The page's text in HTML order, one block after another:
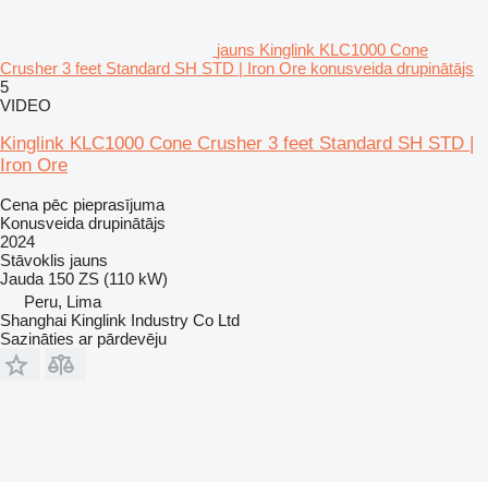
jauns Kinglink KLC1000 Cone
Crusher 3 feet Standard SH STD | Iron Ore konusveida drupinātājs
5
VIDEO
Kinglink KLC1000 Cone Crusher 3 feet Standard SH STD |
Iron Ore
Cena pēc pieprasījuma
Konusveida drupinātājs
2024
Stāvoklis jauns
Jauda 150 ZS (110 kW)
Peru, Lima
Shanghai Kinglink Industry Co Ltd
Sazināties ar pārdevēju